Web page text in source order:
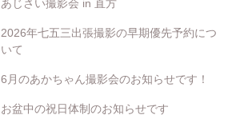
あじさい撮影会 in 直方
2026年七五三出張撮影の早期優先予約につ
いて
6月のあかちゃん撮影会のお知らせです！
お盆中の祝日体制のお知らせです